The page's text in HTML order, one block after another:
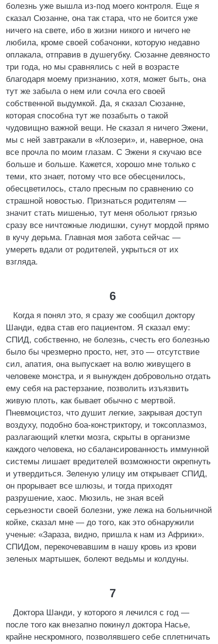
болезнь уже вышла из-под моего контроля. Еще я
сказал Сюзанне, она так стара, что не боится уже
ничего на свете, ибо в жизни никого и ничего не
любила, кроме своей собачонки, которую недавно
оплакала, отправив в душегубку. Сюзанне девяносто
три года, но мы сравнялись с ней в возрасте
благодаря моему признанию, хотя, может быть, она
тут же забыла о нем или сочла его своей
собственной выдумкой. Да, я сказал Сюзанне,
которая способна тут же позабыть о такой
чудовищно важной вещи. Не сказал я ничего Эжени,
мы с ней завтракали в «Клозери», и, наверное, она
все прочла по моим глазам. С Эжени я скучаю все
больше и больше. Кажется, хорошо мне только с
теми, кто знает, потому что все обесценилось,
обесцветилось, стало пресным по сравнению со
страшной новостью. Признаться родителям —
значит стать мишенью, тут меня обольют грязью
сразу все ничтожные людишки, сунут мордой прямо
в кучу дерьма. Главная моя забота сейчас —
умереть вдали от родителей, укрыться от их
взгляда.
6
Когда я понял это, я сразу же сообщил доктору
Шанди, едва став его пациентом. Я сказал ему:
СПИД, собственно, не болезнь, счесть его болезнью
было бы чрезмерно просто, нет, это — отсутствие
сил, апатия, она выпускает на волю живущего в
человеке монстра, и я вынужден добровольно отдать
ему себя на растерзание, позволить изъязвить
живую плоть, как бывает обычно с мертвой.
Пневмоцистоз, что душит легкие, закрывая доступ
воздуху, подобно боа-констриктору, и токсоплазмоз,
разлагающий клетки мозга, скрыты в организме
каждого человека, но сбалансированность иммунной
системы лишает вредителей возможности окрепнуть
и утвердиться. Зеленую улицу им открывает СПИД,
он прорывает все шлюзы, и тогда приходят
разрушение, хаос. Мюзиль, не зная всей
серьезности своей болезни, уже лежа на больничной
койке, сказал мне — до того, как это обнаружили
ученые: «Зараза, видно, пришла к нам из Африки».
СПИДом, перекочевавшим в нашу кровь из крови
зеленых мартышек, болеют ведьмы и колдуны.
7
Доктора Шанди, у которого я лечился с год —
после того как внезапно покинул доктора Насье,
крайне нескромного, позволявшего себе сплетничать